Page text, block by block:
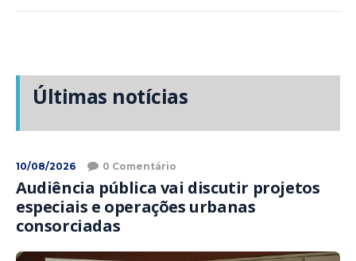
Últimas notícias
10/08/2026 0 Comentário
Audiência pública vai discutir projetos
especiais e operações urbanas
consorciadas